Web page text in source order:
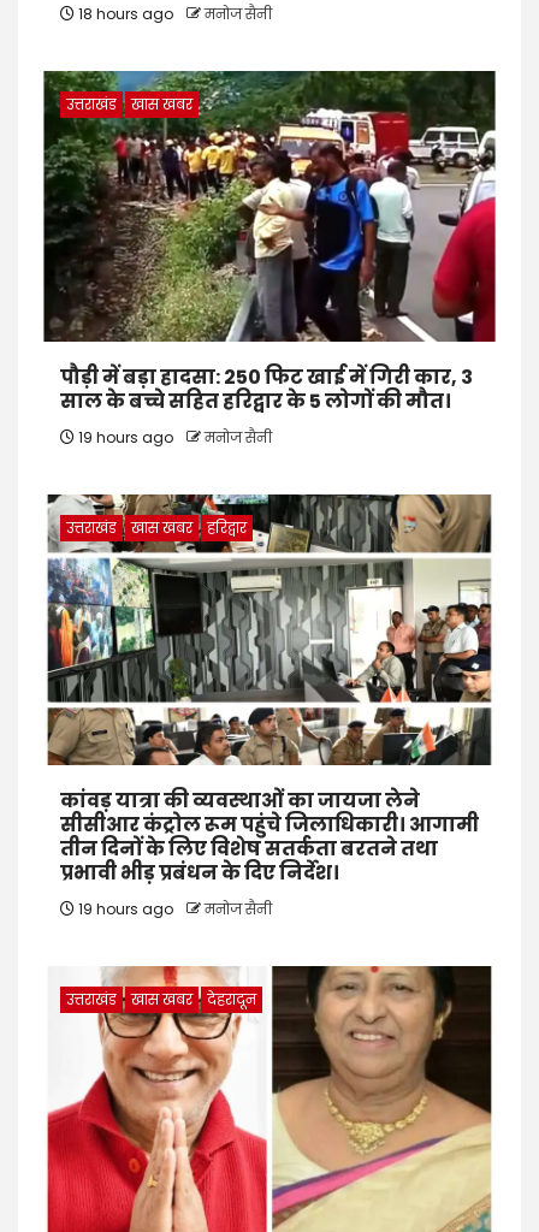
18 hours ago मनोज सैनी
उत्तराखंड खास खबर
पौड़ी में बड़ा हादसा: 250 फिट खाई में गिरी कार, 3
साल के बच्चे सहित हरिद्वार के 5 लोगों की मौत।
19 hours ago मनोज सैनी
उत्तराखंड खास खबर हरिद्वार
कांवड़ यात्रा की व्यवस्थाओं का जायजा लेने
सीसीआर कंट्रोल रूम पहुंचे जिलाधिकारी। आगामी
तीन दिनों के लिए विशेष सतर्कता बरतने तथा
प्रभावी भीड़ प्रबंधन के दिए निर्देश।
19 hours ago मनोज सैनी
उत्तराखंड खास खबर देहरादून